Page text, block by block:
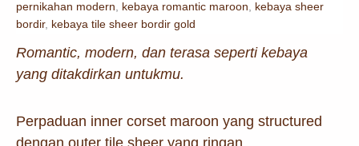
pernikahan modern, kebaya romantic maroon, kebaya sheer
bordir, kebaya tile sheer bordir gold
Romantic, modern, dan terasa seperti kebaya
yang ditakdirkan untukmu.
Perpaduan inner corset maroon yang structured
dengan outer tile sheer yang ringan